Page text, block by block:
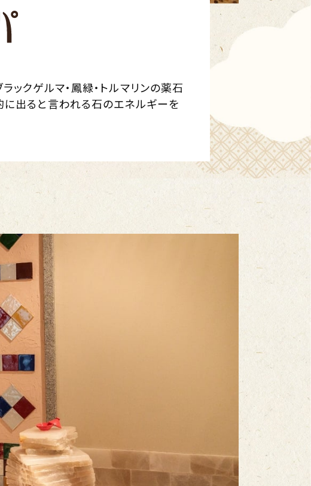
ックゲルマ・鳳緑・トルマリンの薬石
に出ると言われる石のエネルギーを